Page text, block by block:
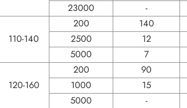
23000
-
110-140
200 140
2500
12
5000
7
120-160
200 90
1000
15
5000
-